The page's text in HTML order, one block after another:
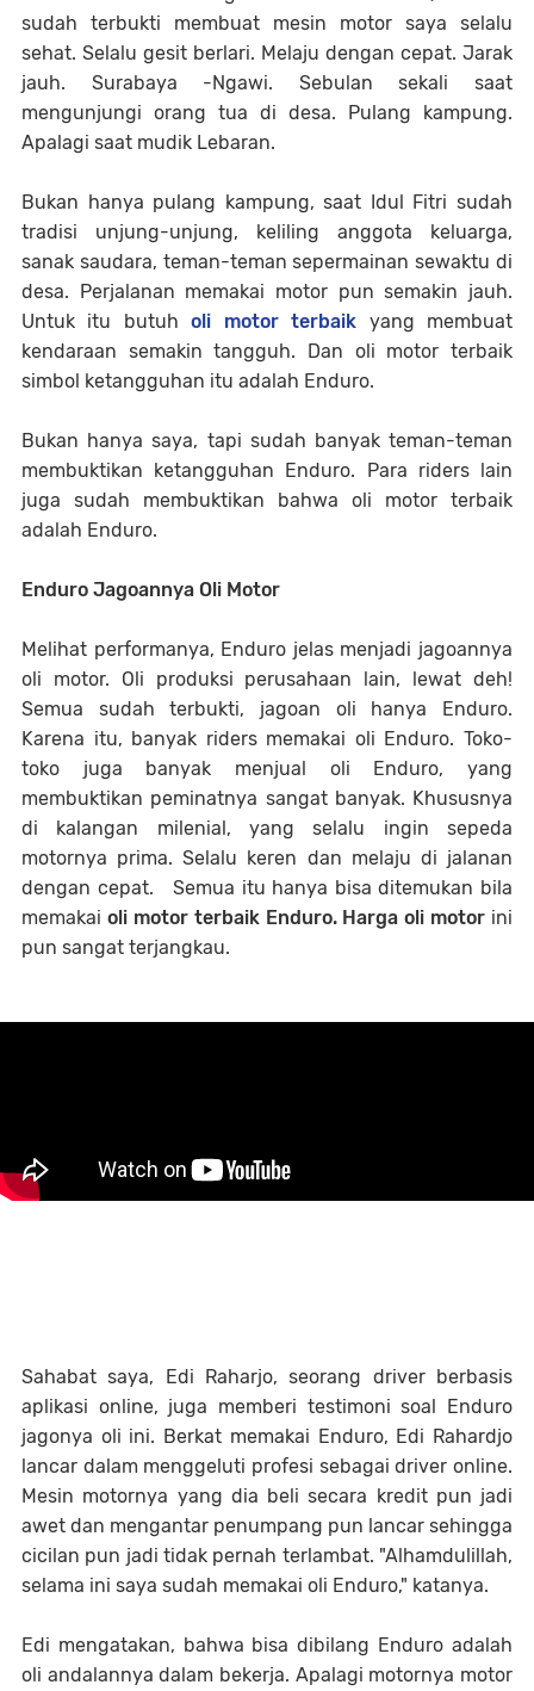
sudah terbukti membuat mesin motor saya selalu
sehat. Selalu gesit berlari. Melaju dengan cepat. Jarak
jauh. Surabaya -Ngawi. Sebulan sekali saat
mengunjungi orang tua di desa. Pulang kampung.
Apalagi saat mudik Lebaran.
Bukan hanya pulang kampung, saat Idul Fitri sudah
tradisi unjung-unjung, keliling anggota keluarga,
sanak saudara, teman-teman sepermainan sewaktu di
desa. Perjalanan memakai motor pun semakin jauh.
Untuk itu butuholi motor terbaik yang membuat
kendaraan semakin tangguh. Dan oli motor terbaik
simbol ketangguhan itu adalah Enduro.
Bukan hanya saya, tapi sudah banyak teman-teman
membuktikan ketangguhan Enduro. Para riders lain
juga sudah membuktikan bahwa oli motor terbaik
adalah Enduro.
Enduro Jagoannya Oli Motor
Melihat performanya, Enduro jelas menjadi jagoannya
oli motor. Oli produksi perusahaan lain, lewat deh!
Semua sudah terbukti, jagoan oli hanya Enduro.
Karena itu, banyak riders memakai oli Enduro. Toko-
toko juga banyak menjual oli Enduro, yang
membuktikan peminatnya sangat banyak. Khususnya
di kalangan milenial, yang selalu ingin sepeda
motornya prima. Selalu keren dan melaju di jalanan
dengan cepat. Semua itu hanya bisa ditemukan bila
memakai oli motor terbaik Enduro. Harga oli motor ini
pun sangat terjangkau.
Sahabat saya, Edi Raharjo, seorang driver berbasis
aplikasi online, juga memberi testimoni soal Enduro
jagonya oli ini. Berkat memakai Enduro, Edi Rahardjo
lancar dalam menggeluti profesi sebagai driver online.
Mesin motornya yang dia beli secara kredit pun jadi
awet dan mengantar penumpang pun lancar sehingga
cicilan pun jadi tidak pernah terlambat. "Alhamdulillah,
selama ini saya sudah memakai oli Enduro," katanya.
Edi mengatakan, bahwa bisa dibilang Enduro adalah
oli andalannya dalam bekerja. Apalagi motornya motor